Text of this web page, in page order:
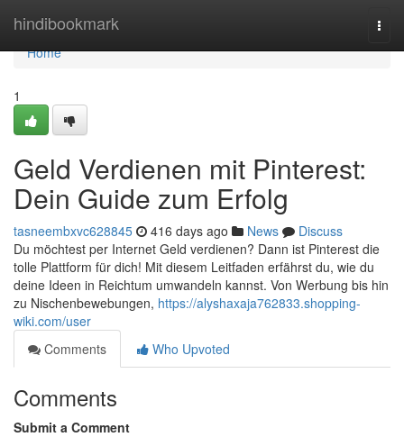
hindibookmark
Home
Home
1
Geld Verdienen mit Pinterest:
Dein Guide zum Erfolg
tasneembxvc628845 416 days ago News
Discuss
Du möchtest per Internet Geld verdienen? Dann ist Pinterest die
tolle Plattform für dich! Mit diesem Leitfaden erfährst du, wie du
deine Ideen in Reichtum umwandeln kannst. Von Werbung bis hin
zu Nischenbewebungen, https://alyshaxaja762833.shopping-
wiki.com/user
Comments
Who Upvoted
Comments
Submit a Comment